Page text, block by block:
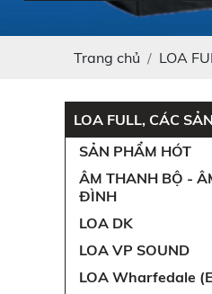
Trang chủ LOA
LOA FULL, CÁC
SẢN PHẨM HÓT
ÂM THANH BỘ -
ĐÌNH
LOA DK
LOA VP SOUND
LOA Wharfedale